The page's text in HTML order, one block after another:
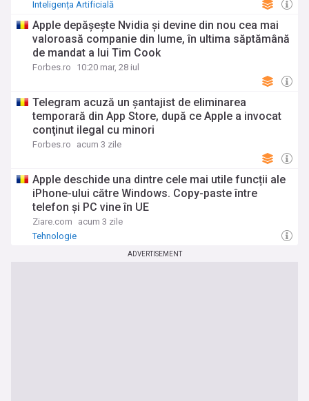
Inteligența Artificială
Apple depăşeşte Nvidia şi devine din nou cea mai
valoroasă companie din lume, în ultima săptămână
de mandat a lui Tim Cook
Forbes.ro 10:20 mar, 28 iul
Telegram acuză un şantajist de eliminarea
temporară din App Store, după ce Apple a invocat
conţinut ilegal cu minori
Forbes.ro acum 3 zile
Apple deschide una dintre cele mai utile funcții ale
iPhone-ului către Windows. Copy-paste între
telefon și PC vine în UE
Ziare.com
acum 3 zile
Tehnologie
ADVERTISEMENT